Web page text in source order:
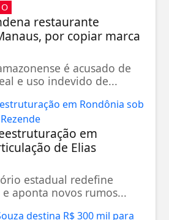
restaurante
por copiar marca
é acusado de
e uso indevido de...
em
de Elias
estadual redefine
aponta novos rumos...